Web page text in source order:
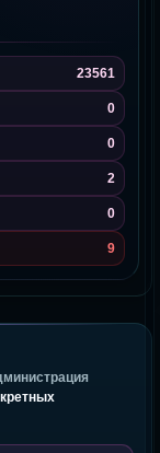
23561
0
0
2
0
9